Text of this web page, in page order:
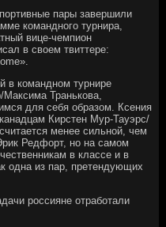
пары завершили
командного турнира,
вице-чемпион
в своем твиттере:
в командном турнире
Транькова,
для себя образом. Ксения
Кирстен Мур-Тауэрс/
менее сильной, чем
Редфорт, но на самом
в классе и в
одна из пар, претендующих
россияне отработали